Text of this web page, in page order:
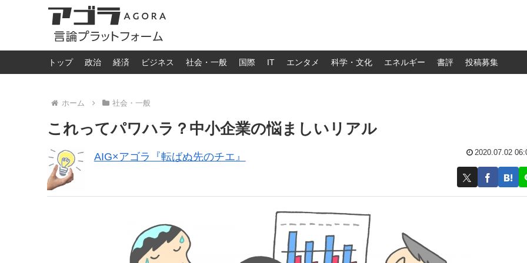
トップ 政治 経済 ビジネス 社会・一般 国際 IT エンタメ 科学・文化 エネルギー 書評 投稿募集
ホーム 社会・一般
これってパワハラ？中小企業の悩ましいリアル
AIG×アゴラ『転ばぬ先のチエ』 2020.07.02